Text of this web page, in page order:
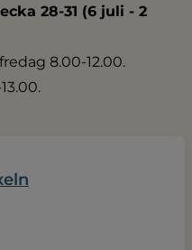
28-31 (6 juli - 2
8.00-12.00.